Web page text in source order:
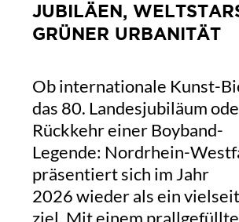
JUBILÄEN,
GRÜNER URBANITÄT
Ob internationale Kunst-
das 80. Landesjubiläum
Rückkehr einer Boyband-
Legende: Nordrhein-
präsentiert sich im Jahr
2026wiederalsein
ziel. Mit einem